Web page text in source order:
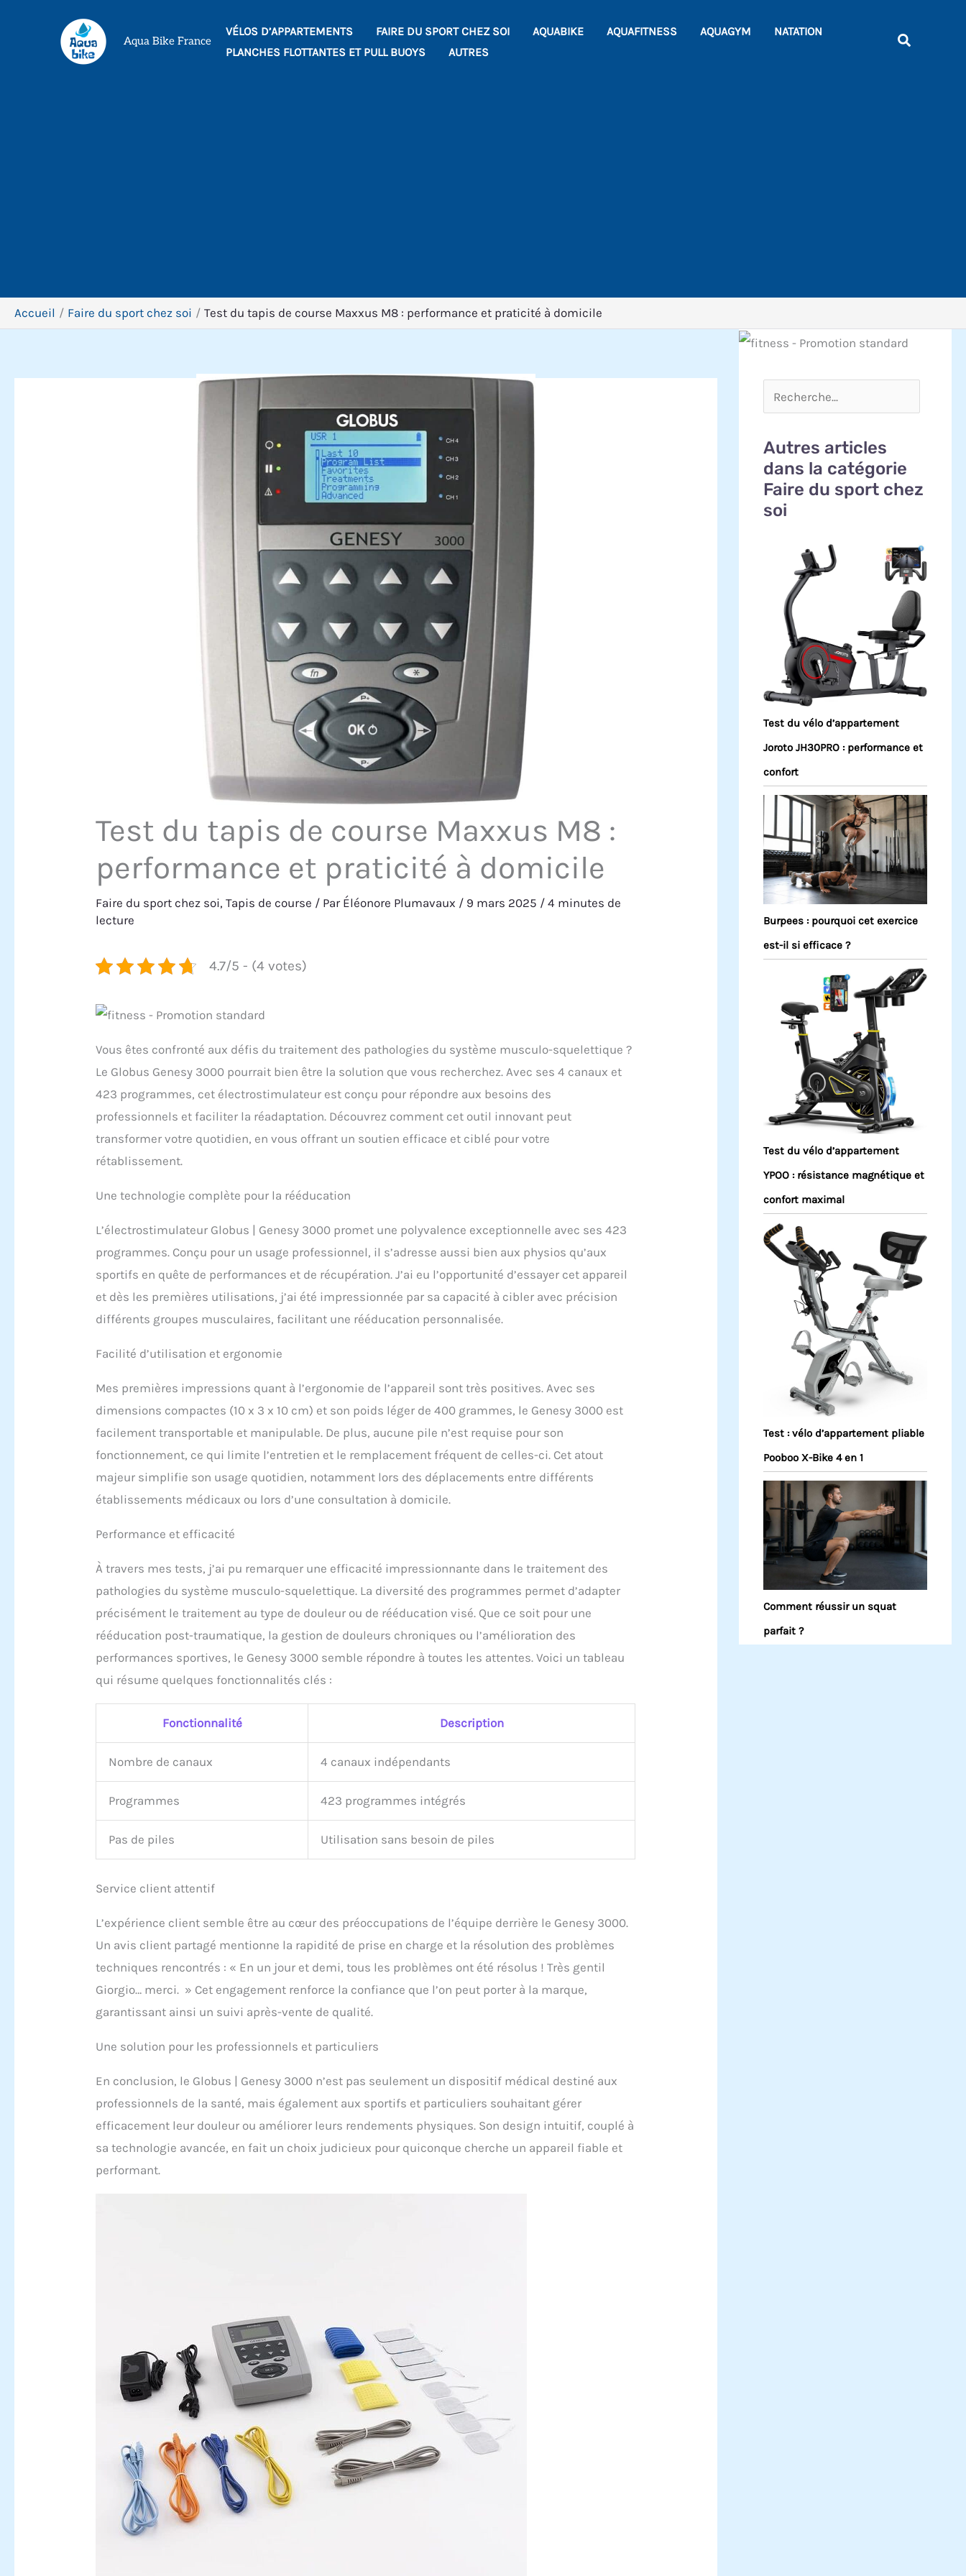
Aqua Bike France
VÉLOS D’APPARTEMENTS FAIRE DU SPORT CHEZ SOI AQUABIKE AQUAFITNESS AQUAGYM
NATATION
PLANCHES FLOTTANTES ET PULL BUOYS
AUTRES
Accueil Faire du sport chez soi Test du tapis de course Maxxus M8 : performance et praticité à domicile
Test du tapis de course Maxxus M8 :
performance et praticité à domicile
Faire du sport chez soi,Tapis de course / Par Éléonore Plumavaux / 9 mars 2025 /4 minutes de
lecture
4.7/5 - (4 votes)
Vous êtes confronté aux défis du traitement des pathologies du système musculo-squelettique ?
Le Globus Genesy 3000 pourrait bien être la solution que vous recherchez. Avec ses 4 canaux et
423 programmes, cet électrostimulateur est conçu pour répondre aux besoins des
professionnels et faciliter la réadaptation. Découvrez comment cet outil innovant peut
transformer votre quotidien, en vous offrant un soutien efficace et ciblé pour votre
rétablissement.
Une technologie complète pour la rééducation
L’électrostimulateur Globus | Genesy 3000 promet une polyvalence exceptionnelle avec ses 423
programmes. Conçu pour un usage professionnel, il s’adresse aussi bien aux physios qu’aux
sportifs en quête de performances et de récupération. J’ai eu l’opportunité d’essayer cet appareil
et dès les premières utilisations, j’ai été impressionnée par sa capacité à cibler avec précision
différents groupes musculaires, facilitant une rééducation personnalisée.
Facilité d’utilisation et ergonomie
Mes premières impressions quant à l’ergonomie de l’appareil sont très positives. Avec ses
dimensions compactes (10 x 3 x 10 cm) et son poids léger de 400 grammes, le Genesy 3000 est
facilement transportable et manipulable. De plus, aucune pile n’est requise pour son
fonctionnement, ce qui limite l’entretien et le remplacement fréquent de celles-ci. Cet atout
majeur simplifie son usage quotidien, notamment lors des déplacements entre différents
établissements médicaux ou lors d’une consultation à domicile.
Performance et efficacité
À travers mes tests, j’ai pu remarquer une efficacité impressionnante dans le traitement des
pathologies du système musculo-squelettique. La diversité des programmes permet d’adapter
précisément le traitement au type de douleur ou de rééducation visé. Que ce soit pour une
rééducation post-traumatique, la gestion de douleurs chroniques ou l’amélioration des
performances sportives, le Genesy 3000 semble répondre à toutes les attentes. Voici un tableau
qui résume quelques fonctionnalités clés :
Fonctionnalité Description
Nombre de canaux 4 canaux indépendants
Programmes 423 programmes intégrés
Pas de piles Utilisation sans besoin de piles
Service client attentif
L’expérience client semble être au cœur des préoccupations de l’équipe derrière le Genesy 3000.
Un avis client partagé mentionne la rapidité de prise en charge et la résolution des problèmes
techniques rencontrés : « En un jour et demi, tous les problèmes ont été résolus ! Très gentil
Giorgio… merci. » Cet engagement renforce la confiance que l’on peut porter à la marque,
garantissant ainsi un suivi après-vente de qualité.
Une solution pour les professionnels et particuliers
En conclusion, le Globus | Genesy 3000 n’est pas seulement un dispositif médical destiné aux
professionnels de la santé, mais également aux sportifs et particuliers souhaitant gérer
efficacement leur douleur ou améliorer leurs rendements physiques. Son design intuitif, couplé à
sa technologie avancée, en fait un choix judicieux pour quiconque cherche un appareil fiable et
performant.
Autres articles
dans la catégorie
Faire du sport chez
soi
Test du vélo d’appartement
Joroto JH30PRO : performance et
confort
Burpees : pourquoi cet exercice
est-il si efficace ?
Test du vélo d’appartement
YPOO : résistance magnétique et
confort maximal
Test : vélo d’appartement pliable
Pooboo X-Bike 4 en 1
Comment réussir un squat
parfait ?